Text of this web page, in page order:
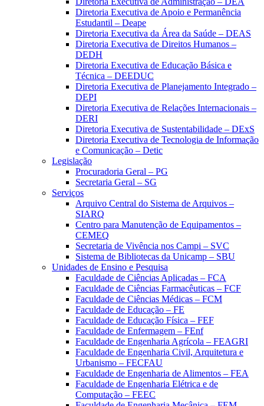
Diretoria Executiva de Apoio e Permanência
Estudantil – Deape
Diretoria Executiva da Área da Saúde – DEAS
Diretoria Executiva de Direitos Humanos –
DEDH
Diretoria Executiva de Educação Básica e
Técnica – DEEDUC
Diretoria Executiva de Planejamento Integrado –
DEPI
Diretoria Executiva de Relações Internacionais –
DERI
Diretoria Executiva de Sustentabilidade – DExS
Diretoria Executiva de Tecnologia de Informação
e Comunicação – Detic
Legislação
Procuradoria Geral – PG
Secretaria Geral – SG
Serviços
Arquivo Central do Sistema de Arquivos –
SIARQ
Centro para Manutenção de Equipamentos –
CEMEQ
Secretaria de Vivência nos Campi – SVC
Sistema de Bibliotecas da Unicamp – SBU
Unidades de Ensino e Pesquisa
Faculdade de Ciências Aplicadas – FCA
Faculdade de Ciências Farmacêuticas – FCF
Faculdade de Ciências Médicas – FCM
Faculdade de Educação – FE
Faculdade de Educação Física – FEF
Faculdade de Enfermagem – FEnf
Faculdade de Engenharia Agrícola – FEAGRI
Faculdade de Engenharia Civil, Arquitetura e
Urbanismo – FECFAU
Faculdade de Engenharia de Alimentos – FEA
Faculdade de Engenharia Elétrica e de
Computação – FEEC